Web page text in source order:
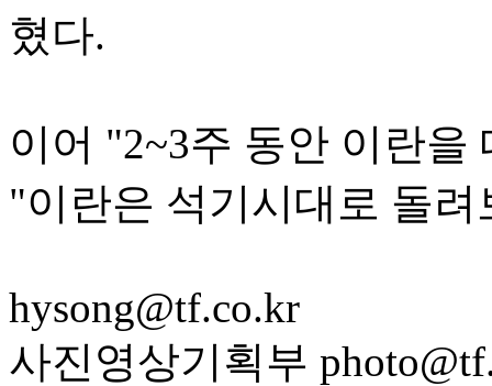
혔다.
이어 "2~3주 동안 이란
"이란은 석기시대로 돌
hysong@tf.co.kr
사진영상기획부